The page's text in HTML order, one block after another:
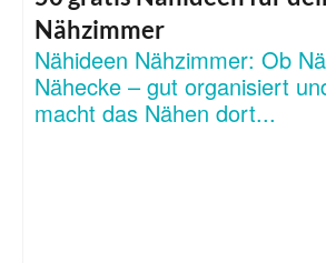
Nähzimmer
Nähideen Nähzimmer: Ob
Nähecke – gut organisiert
macht das Nähen dort...